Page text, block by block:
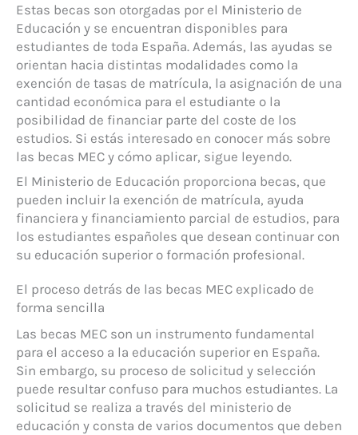
Estas becas son otorgadas por el Ministerio de
Educación y se encuentran disponibles para
estudiantes de toda España. Además, las ayudas se
orientan hacia distintas modalidades como la
exención de tasas de matrícula, la asignación de una
cantidad económica para el estudiante o la
posibilidad de financiar parte del coste de los
estudios. Si estás interesado en conocer más sobre
las becas MEC y cómo aplicar, sigue leyendo.
El Ministerio de Educación proporciona becas, que
pueden incluir la exención de matrícula, ayuda
financiera y financiamiento parcial de estudios, para
los estudiantes españoles que desean continuar con
su educación superior o formación profesional.
El proceso detrás de las becas MEC explicado de
forma sencilla
Las becas MEC son un instrumento fundamental
para el acceso a la educación superior en España.
Sin embargo, su proceso de solicitud y selección
puede resultar confuso para muchos estudiantes. La
solicitud se realiza a través del ministerio de
educación y consta de varios documentos que deben